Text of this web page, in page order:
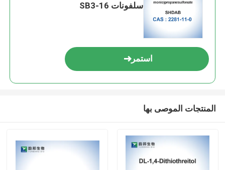
سلفونات SB3-16
استمر
المنتجات الموصى بها